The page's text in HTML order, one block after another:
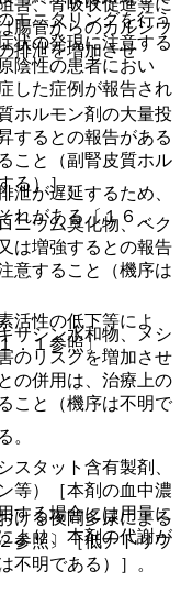
腸管からのカルシウ
排泄を増加させ
ホルモン剤の大量投
するとの報告がある
こと（副腎皮質ホル
る）］。
ニウム臭化物、ベク
は増強するとの報告
意すること（機序は
サシン水和物、メシ
のリスクを増加させ
の併用は、治療上の
こと（機序は不明で
タット含有製剤、
等）［本剤の血中濃
する場合には用量に
より、本剤の代謝が
モニタリングを行う
状の発現に注意する
陰性の患者におい
した症例が報告され
が遅延するため、
れがある〔１６．
活性の低下等によ
．１参照〕。
。
ける夜間多尿による
参照〕［低ナトリウ
不明である）］。